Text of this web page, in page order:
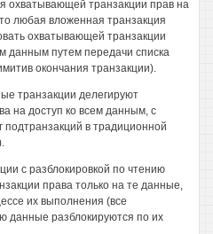
охватывающей транзакции прав на
любая вложенная транзакция
охватывающей транзакции
данным путем передачи списка
окончания транзакции).
транзакции делегируют
на доступ ко всем данным, с
в традиционной
с разблокировкой по чтению
права только на те данные,
их выполнения (все
данные разблокируются по их